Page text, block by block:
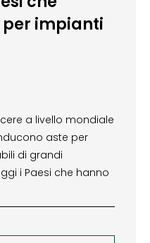
per impianti
a livello mondiale
aste per
di grandi
i Paesi che hanno